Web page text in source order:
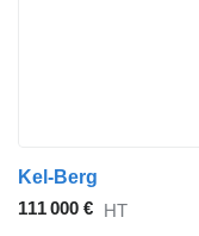
Kel-Berg
111 000 € HT